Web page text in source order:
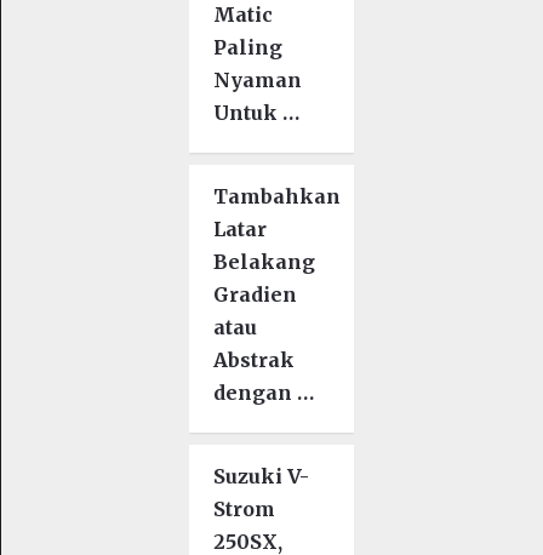
Matic
Paling
Nyaman
Untuk …
Tambahkan
Latar
Belakang
Gradien
atau
Abstrak
dengan …
Suzuki V-
Strom
250SX,